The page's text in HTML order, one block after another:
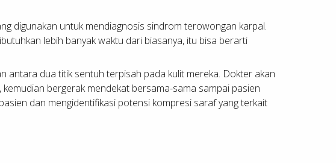
digunakan untuk mendiagnosis sindrom terowongan karpal.
lebih banyak waktu dari biasanya, itu bisa berarti
antara dua titik sentuh terpisah pada kulit mereka. Dokter akan
bergerak mendekat bersama-sama sampai pasien
dan mengidentifikasi potensi kompresi saraf yang terkait